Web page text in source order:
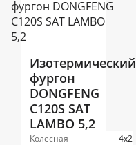
Изотермический
фургон
DONGFENG
C120S SAT
LAMBO 5,2
Колесная
4х2